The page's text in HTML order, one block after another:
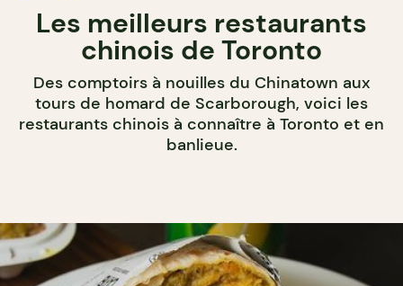
Les meilleurs restaurants
chinois de Toronto
Des comptoirs à nouilles du Chinatown aux
tours de homard de Scarborough, voici les
restaurants chinois à connaître à Toronto et en
banlieue.